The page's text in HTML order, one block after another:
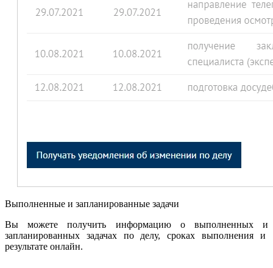
Выполненные и запланированные задачи
Вы можете получить информацию о выполненных и
запланированных задачах по делу, сроках выполнения и
результате онлайн.